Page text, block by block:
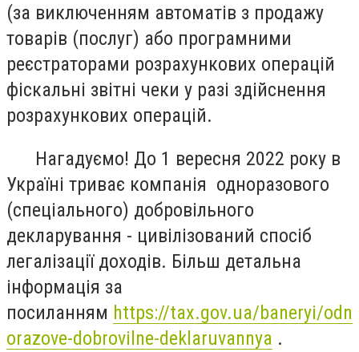
(за виключенням автоматів з продажу
товарів (послуг) або програмними
реєстраторами розрахункових операцій
фіскальні звітні чеки у разі здійснення
розрахункових операцій.
Нагадуємо! До 1 вересня 2022 року в
Україні триває компанія одноразового
(спеціального) добровільного
декларування - цивілізований спосіб
легалізації доходів. Більш детальна
інформація за
посиланням https://tax.gov.ua/baneryi/odn
orazove-dobrovilne-deklaruvannya .